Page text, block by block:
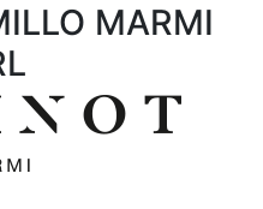
MARMI